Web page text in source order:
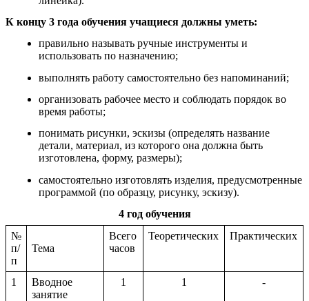
К концу 3 года обучения учащиеся должны уметь:
правильно называть ручные инструменты и
использовать по назначению;
выполнять работу самостоятельно без напоминаний;
организовать рабочее место и соблюдать порядок во
время работы;
понимать рисунки, эскизы (определять название
детали, материал, из которого она должна быть
изготовлена, форму, размеры);
самостоятельно изготовлять изделия, предусмотренные
программой (по образцу, рисунку, эскизу).
4 год обучения
№
п/
п
Тема
Всего
часов
Теоретических Практических
1
Вводное
занятие
1 1 -